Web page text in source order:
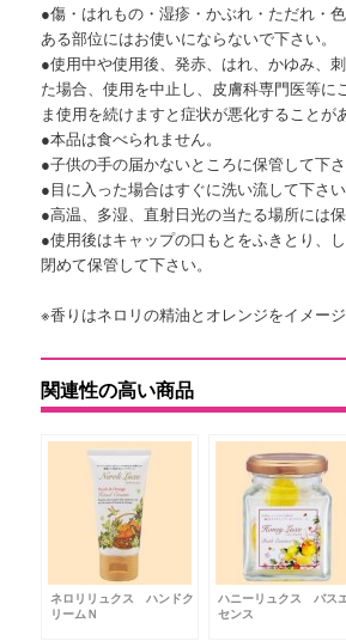
●傷・はれもの・湿疹・かぶれ・ただれ・
ある部位にはお使いにならないで下さい。
●使用中や使用後、発赤、はれ、かゆみ、
た場合、使用を中止し、皮膚科専門医等に
ま使用を続けますと症状が悪化することが
●本品は食べられません。
●子供の手の届かないところに保管して下さ
●目に入った場合はすぐに洗い流して下さい
●高温、多湿、直射日光の当たる場所には保
●使用後はキャップの口もとをふきとり、
閉めて保管して下さい。
※香りはネロリの精油とオレンジをイメージ
関連性の高い商品
ネロリリュクス ハンドク
リームＮ
ハニーリュクス バス
センス